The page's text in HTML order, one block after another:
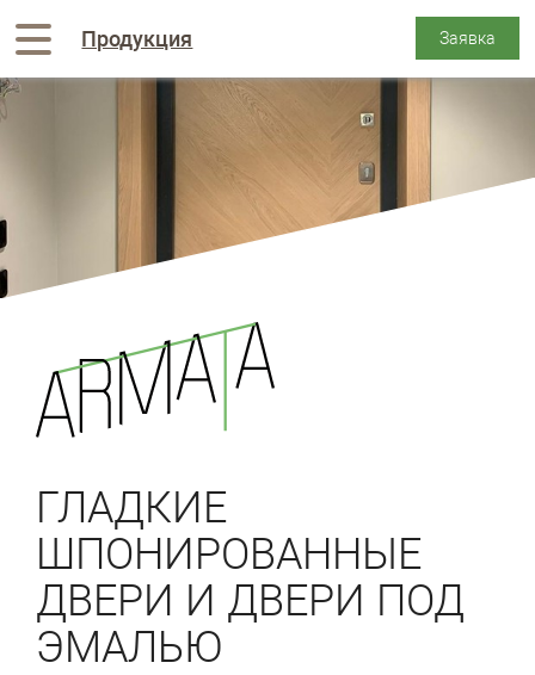
Продукция
ГЛАДКИЕ
ШПОНИРОВАННЫЕ
ДВЕРИ И ДВЕРИ ПОД
ЭМАЛЬЮ